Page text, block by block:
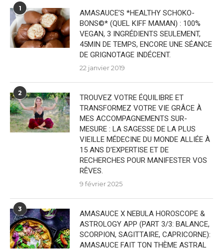
1
AMASAUCE’S *HEALTHY SCHOKO-
BONS©* (QUEL KIFF MAMAN) : 100%
VEGAN, 3 INGRÉDIENTS SEULEMENT,
45MIN DE TEMPS, ENCORE UNE SÉANCE
DE GRIGNOTAGE INDÉCENT.
22 janvier 2019
2
TROUVEZ VOTRE ÉQUILIBRE ET
TRANSFORMEZ VOTRE VIE GRÂCE À
MES ACCOMPAGNEMENTS SUR-
MESURE : LA SAGESSE DE LA PLUS
VIEILLE MÉDECINE DU MONDE ALLIÉE À
15 ANS D’EXPERTISE ET DE
RECHERCHES POUR MANIFESTER VOS
RÊVES.
9 février 2025
3
AMASAUCE X NEBULA HOROSCOPE &
ASTROLOGY APP (PART 3/3: BALANCE,
SCORPION, SAGITTAIRE, CAPRICORNE):
AMASAUCE FAIT TON THÈME ASTRAL